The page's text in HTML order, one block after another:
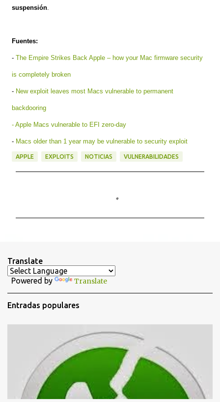
suspensión.
Fuentes:
- The Empire Strikes Back Apple – how your Mac firmware security
is completely broken
- New exploit leaves most Macs vulnerable to permanent
backdooring
- Apple Macs vulnerable to EFI zero-day
- Macs older than 1 year may be vulnerable to security exploit
APPLE EXPLOITS NOTICIAS VULNERABILIDADES
a
r
o
s
Translate
Powered by Translate
Entradas populares